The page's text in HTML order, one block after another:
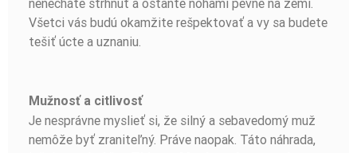
nenecháte strhnúť a ostaňte nohami pevne na zemi.
Všetci vás budú okamžite rešpektovať a vy sa budete
tešiť úcte a uznaniu.
Mužnosť a citlivosť
Je nesprávne myslieť si, že silný a sebavedomý muž
nemôže byť zraniteľný. Práve naopak. Táto náhrada,
NAPISZ OPINIĘ!